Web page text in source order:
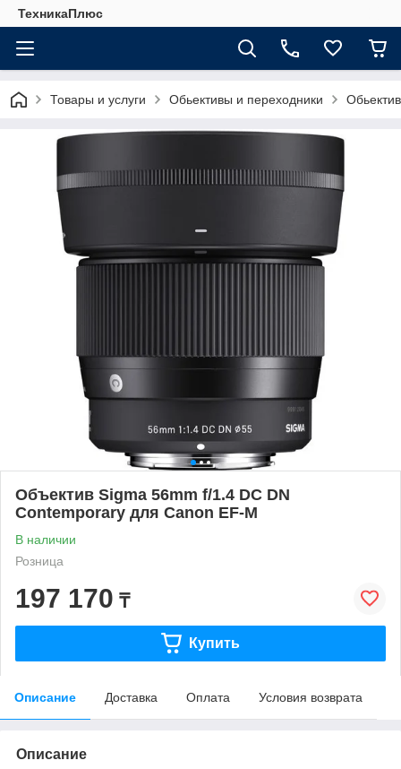
ТехникаПлюс
Товары и услуги Обьективы и переходники
Объектив Sigma 56mm f/1.4 DC DN
Contemporary для Canon EF-M
В наличии
Розница
197 170 ₸
Купить
Описание Доставка Оплата Условия возврата
Описание